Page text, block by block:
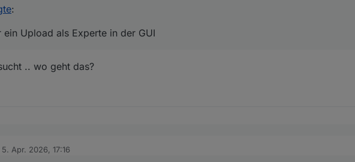
:
ein Upload als Experte in der GUI
.. wo geht das?
5. Apr. 2026, 17:16
von